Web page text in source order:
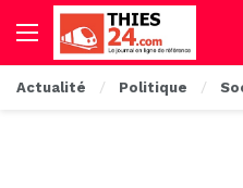
Actualité Politique